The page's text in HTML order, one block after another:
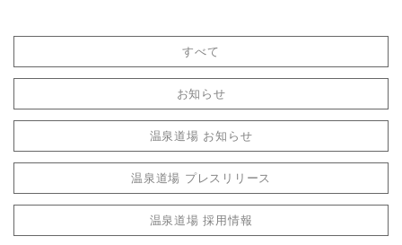
すべて
お知らせ
温泉道場 お知らせ
温泉道場 プレスリリース
温泉道場 採用情報